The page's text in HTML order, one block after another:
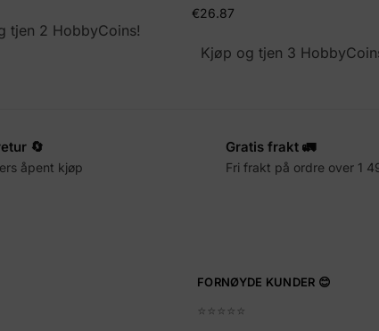
tjen 2 HobbyCoins!
€26.87
Kjøp og tjen 3
🔄
åpent kjøp
Gratis frakt 🚛
Fri frakt på ordre over 1
FORNØYDE KUNDER 😊
⭐️⭐️⭐️⭐️⭐️